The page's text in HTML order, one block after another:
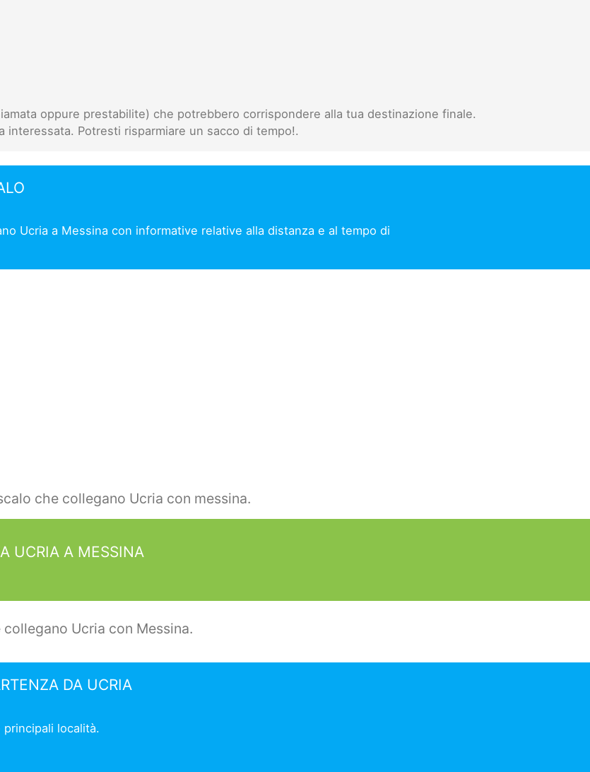
oppure prestabilite) che potrebbero corrispondere alla tua destinazione finale.
Potresti risparmiare un sacco di tempo!.
Ucria a Messina con informative relative alla distanza e al tempo di
che collegano Ucria con messina.
UCRIA A MESSINA
Ucria con Messina.
DA UCRIA
località.